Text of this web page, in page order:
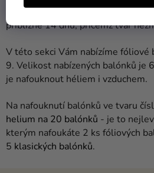
nafouknetehéliem,můžetepočítats
přibližně14dnů,přičemž tvar
Vtéto sekci Vám nabízíme fóliové
9. Velikost nabízených balónků je
je nafouknout héliem i vzduchem.
Na nafouknutí balónků ve tvaru
helium na 20 balónků - je to
kterým nafoukáte 2 ks fóliových
5 klasických balónků.